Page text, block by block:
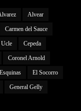
Alvear
Carmen del Sauce
Ucle Cepeda
Coronel Arnold
El Socorro
General Gelly